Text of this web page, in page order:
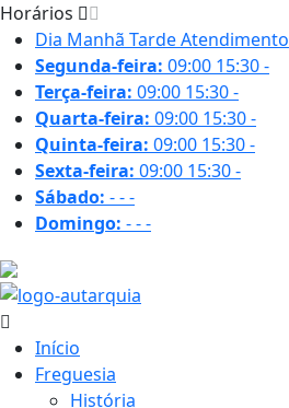
Horários
Dia Manhã TardeAtendimento
Segunda-feira: 09:00 15:30-
Terça-feira: 09:00 15:30-
Quarta-feira: 09:00 15:30-
Quinta-feira: 09:00 15:30-
Sexta-feira: 09:00 15:30-
Sábado: ---
Domingo: ---
Início
Freguesia
História